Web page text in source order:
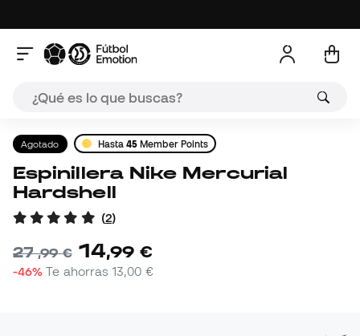
Agotado Hasta45 Member Points
Espinillera Nike Mercurial
Hardshell
(2)
27,99 € 14,99 €
-46% Te ahorras13,00 €